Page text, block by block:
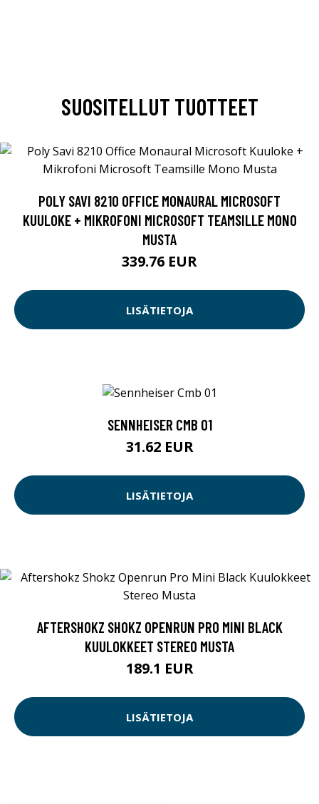
SUOSITELLUT TUOTTEET
POLY SAVI 8210 OFFICE MONAURAL MICROSOFT
KUULOKE + MIKROFONI MICROSOFT TEAMSILLE MONO
MUSTA
339.76 EUR
LISÄTIETOJA
SENNHEISER CMB 01
31.62 EUR
LISÄTIETOJA
AFTERSHOKZ SHOKZ OPENRUN PRO MINI BLACK
KUULOKKEET STEREO MUSTA
189.1 EUR
LISÄTIETOJA